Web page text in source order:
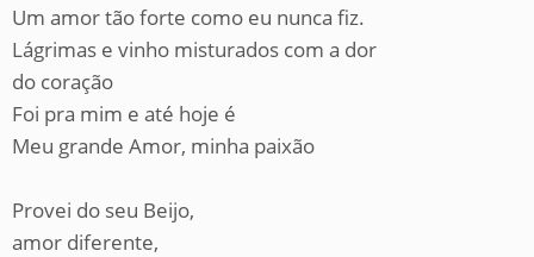
Um amor tão forte como eu nunca fiz.
Lágrimas e vinho misturados com a dor
do coração
Foi pra mim e até hoje é
Meu grande Amor, minha paixão
Provei do seu Beijo,
amor diferente,